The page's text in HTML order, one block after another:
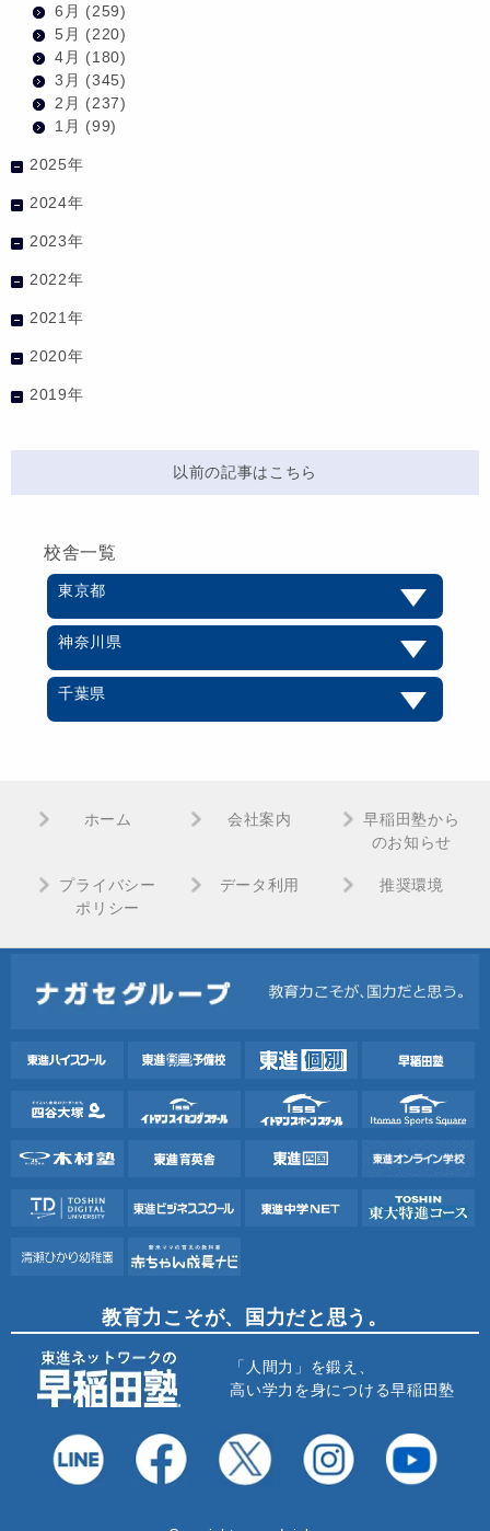
6月 (259)
5月 (220)
4月 (180)
3月 (345)
2月 (237)
1月 (99)
2025年
2024年
2023年
2022年
2021年
2020年
2019年
以前の記事はこちら
校舎一覧
東京都
神奈川県
千葉県
ホーム 会社案内
早稲田塾から
のお知らせ
プライバシー
ポリシー
データ利用 推奨環境
教育力こそが、国力だと思う。
「人間力」を鍛え、
高い学力を身につける早稲田塾